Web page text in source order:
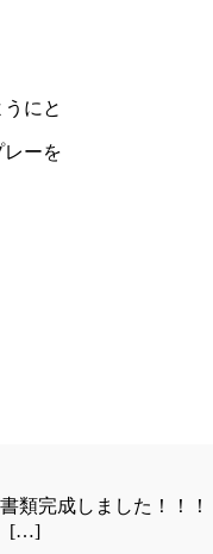
にと
ーを
類完成しました！！
[…]